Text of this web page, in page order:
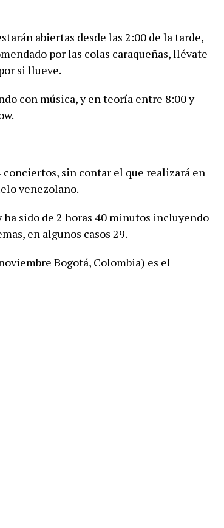
abiertas desde las 2:00 de la tarde,
por las colas caraqueñas, llévate
si llueve.
con música, y en teoría entre 8:00 y
conciertos, sin contar el que realizará en
venezolano.
sido de 2 horas 40 minutos incluyendo
en algunos casos 29.
Bogotá, Colombia) es el